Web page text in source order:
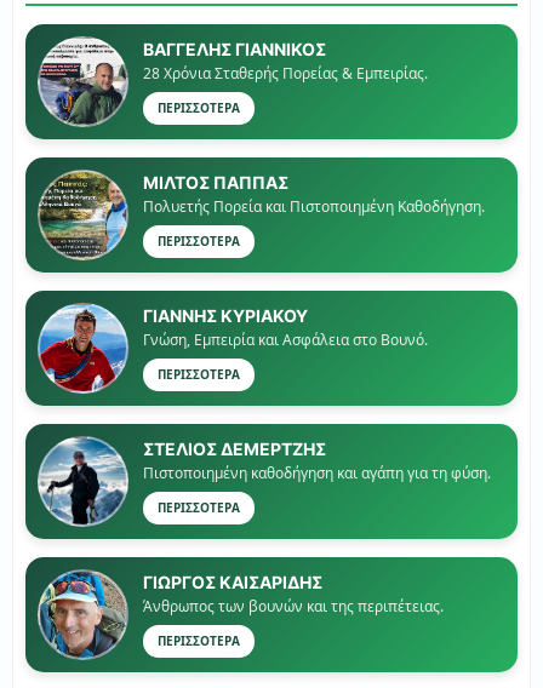
ΒΑΓΓΕΛΗΣ ΓΙΑΝΝΙΚΟΣ
28 Χρόνια Σταθερής Πορείας & Εμπειρίας.
ΠΕΡΙΣΣΟΤΕΡΑ
ΜΙΛΤΟΣ ΠΑΠΠΑΣ
Πολυετής Πορεία και Πιστοποιημένη Καθοδήγηση.
ΠΕΡΙΣΣΟΤΕΡΑ
ΓΙΑΝΝΗΣ ΚΥΡΙΑΚΟΥ
Γνώση, Εμπειρία και Ασφάλεια στο Βουνό.
ΠΕΡΙΣΣΟΤΕΡΑ
ΣΤΕΛΙΟΣ ΔΕΜΕΡΤΖΗΣ
Πιστοποιημένη καθοδήγηση και αγάπη για τη φύση.
ΠΕΡΙΣΣΟΤΕΡΑ
ΓΙΏΡΓΟΣ ΚΑΙΣΑΡΙΔΗΣ
Άνθρωπος των βουνών και της περιπέτειας.
ΠΕΡΙΣΣΟΤΕΡΑ